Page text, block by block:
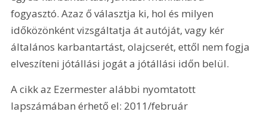
fogyasztó. Azaz ő választja ki, hol és milyen
időközönként vizsgáltatja át autóját, vagy kér
általános karbantartást, olajcserét, ettől nem fogja
elveszíteni jótállási jogát a jótállási időn belül.
A cikk az Ezermester alábbi nyomtatott
lapszámában érhető el: 2011/február